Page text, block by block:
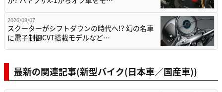
2026/08/07
スクーターがシフトダウンの時代へ!? 幻の名車
に電子制御CVT搭載モデルなど…
最新の関連記事(新型バイク(日本車／国産車))